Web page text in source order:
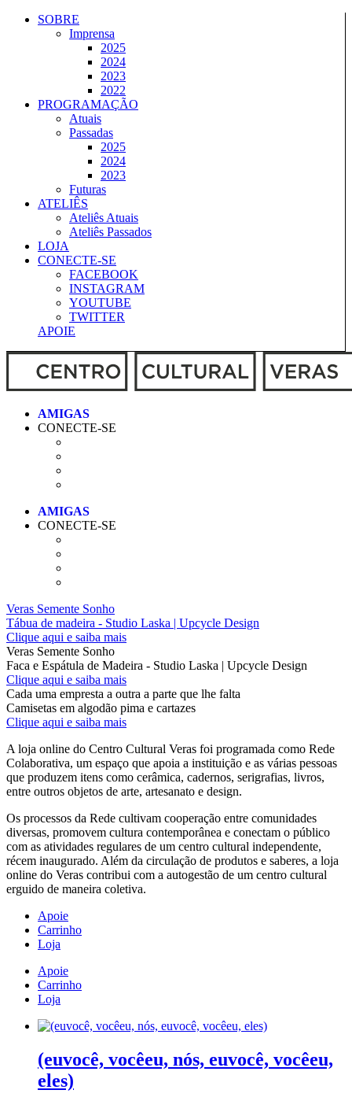
SOBRE
Imprensa
2025
2024
2023
2022
PROGRAMAÇÃO
Atuais
Passadas
2025
2024
2023
Futuras
ATELIÊS
Ateliês Atuais
Ateliês Passados
LOJA
CONECTE-SE
FACEBOOK
INSTAGRAM
YOUTUBE
TWITTER
APOIE
CONECTE-SE
CONECTE-SE
Veras Semente Sonho
Tábua de madeira - Studio Laska | Upcycle Design
Clique aqui e saiba mais
Veras Semente Sonho
Faca e Espátula de Madeira - Studio Laska | Upcycle Design
Clique aqui e saiba mais
Cada uma empresta a outra a parte que lhe falta
Camisetas em algodão pima e cartazes
Clique aqui e saiba mais
A loja online do Centro Cultural Veras foi programada como Rede
Colaborativa, um espaço que apoia a instituição e as várias pessoas
que produzem itens como cerâmica, cadernos, serigrafias, livros,
entre outros objetos de arte, artesanato e design.
Os processos da Rede cultivam cooperação entre comunidades
diversas, promovem cultura contemporânea e conectam o público
com as atividades regulares de um centro cultural independente,
récem inaugurado. Além da circulação de produtos e saberes, a loja
online do Veras contribui com a autogestão de um centro cultural
erguido de maneira coletiva.
Apoie
Carrinho
Loja
Apoie
Carrinho
Loja
(euvocê, vocêeu, nós, euvocê, vocêeu,
eles)